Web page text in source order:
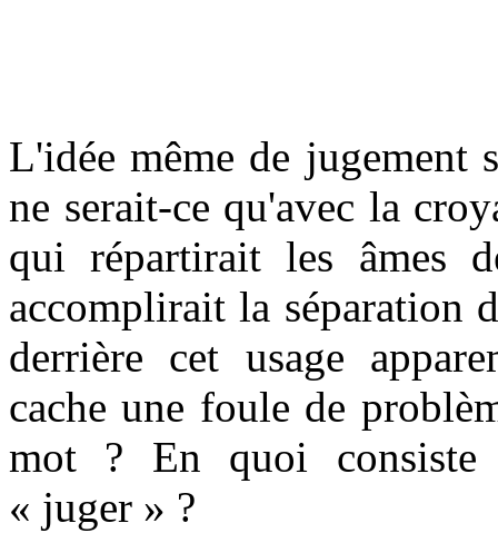
L'idée même de jugement
ne serait-ce qu'avec la
qui répartirait les âmes
accomplirait la séparation
derrière cet usage
cache une foule de
mot ? En quoi consiste
« juger » ?